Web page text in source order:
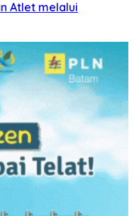
Atlet melalui